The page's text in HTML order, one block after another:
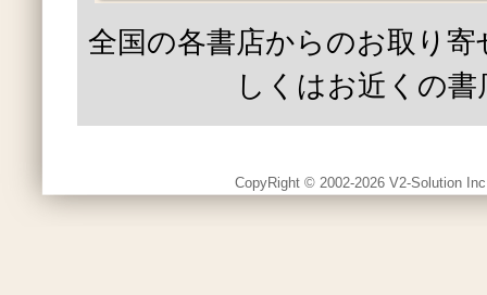
全国の各書店からのお取り
しくはお近くの書
CopyRight © 2002-2026 V2-Solution